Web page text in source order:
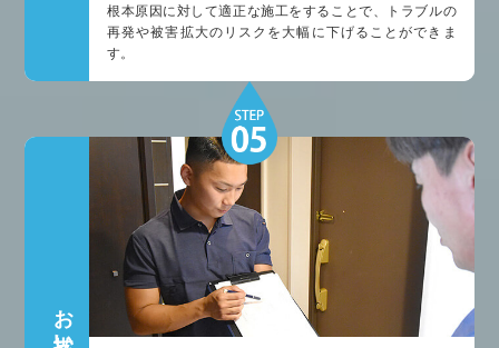
根本原因に対して適正な施工をすることで、トラブルの
再発や被害拡大のリスクを大幅に下げることができま
す。
お支払い